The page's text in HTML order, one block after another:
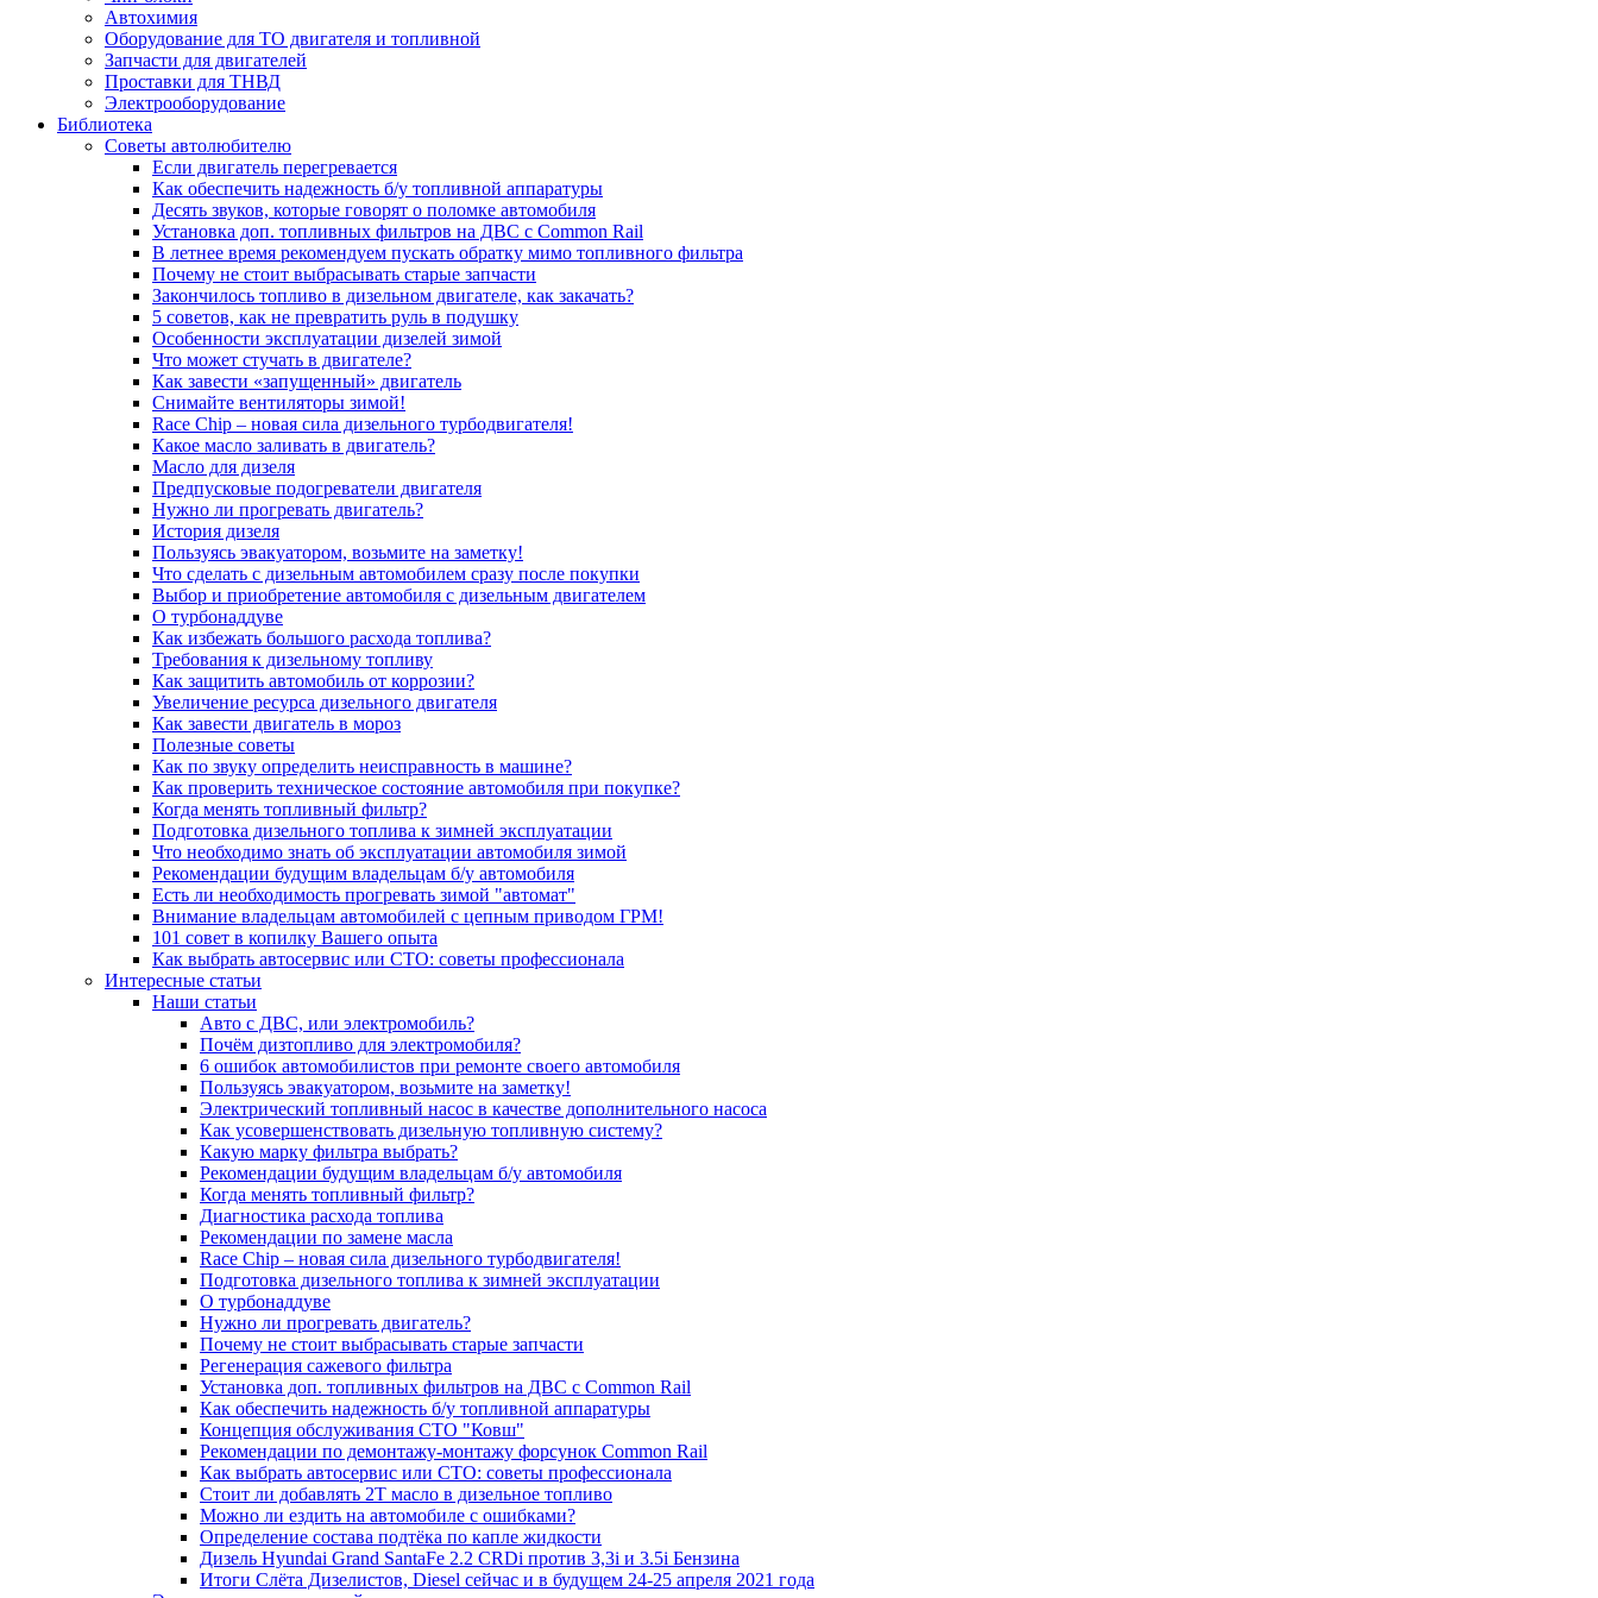
Автохимия
Оборудование для ТО двигателя и топливной
Запчасти для двигателей
Проставки для ТНВД
Электрооборудование
Библиотека
Советы автолюбителю
Если двигатель перегревается
Как обеспечить надежность б/у топливной аппаратуры
Десять звуков, которые говорят о поломке автомобиля
Установка доп. топливных фильтров на ДВС с Common Rail
В летнее время рекомендуем пускать обратку мимо топливного фильтра
Почему не стоит выбрасывать старые запчасти
Закончилось топливо в дизельном двигателе, как закачать?
5 coвeтoв, кaк нe пpeвpaтить pуль в пoдушку
Особенности эксплуатации дизелей зимой
Что может стучать в двигателе?
Как завести «запущенный» двигатель
Снимайте вентиляторы зимой!
Race Chip – новая сила дизельного турбодвигателя!
Какое масло заливать в двигатель?
Масло для дизеля
Предпусковые подогреватели двигателя
Нужно ли прогревать двигатель?
История дизеля
Пользуясь эвакуатором, возьмите на заметку!
Что сделать с дизельным автомобилем сразу после покупки
Выбор и приобретение автомобиля с дизельным двигателем
О турбонаддуве
Как избежать большого расхода топлива?
Требования к дизельному топливу
Как защитить автомобиль от коррозии?
Увеличение ресурса дизельного двигателя
Как завести двигатель в мороз
Полезные советы
Как по звуку определить неисправность в машине?
Как проверить техническое состояние автомобиля при покупке?
Когда менять топливный фильтр?
Подготовка дизельного топлива к зимней эксплуатации
Что необходимо знать об эксплуатации автомобиля зимой
Рекомендации будущим владельцам б/у автомобиля
Есть ли необходимость прогревать зимой "автомат"
Внимание владельцам автомобилей с цепным приводом ГРМ!
101 совет в копилку Вашего опыта
Как выбрать автосервис или СТО: советы профессионала
Интересные статьи
Наши статьи
Авто с ДВС, или электромобиль?
Почём дизтопливо для электромобиля?
6 ошибок автомобилистов при ремонте своего автомобиля
Пользуясь эвакуатором, возьмите на заметку!
Электрический топливный насос в качестве дополнительного насоса
Как усовершенствовать дизельную топливную систему?
Какую марку фильтра выбрать?
Рекомендации будущим владельцам б/у автомобиля
Когда менять топливный фильтр?
Диагностика расхода топлива
Рекомендации по замене масла
Race Chip – новая сила дизельного турбодвигателя!
Подготовка дизельного топлива к зимней эксплуатации
О турбонаддуве
Нужно ли прогревать двигатель?
Почему не стоит выбрасывать старые запчасти
Регенерация сажевого фильтра
Установка доп. топливных фильтров на ДВС с Common Rail
Как обеспечить надежность б/у топливной аппаратуры
Концепция обслуживания СТО "Ковш"
Рекомендации по демонтажу-монтажу форсунок Common Rail
Как выбрать автосервис или СТО: советы профессионала
Стоит ли добавлять 2T масло в дизельное топливо
Можно ли ездить на автомобиле с ошибками?
Определение состава подтёка по капле жидкости
Дизель Hyundai Grand SantaFe 2.2 CRDi против 3,3i и 3.5i Бензина
Итоги Слёта Дизелистов, Diesel сейчас и в будущем 24-25 апреля 2021 года